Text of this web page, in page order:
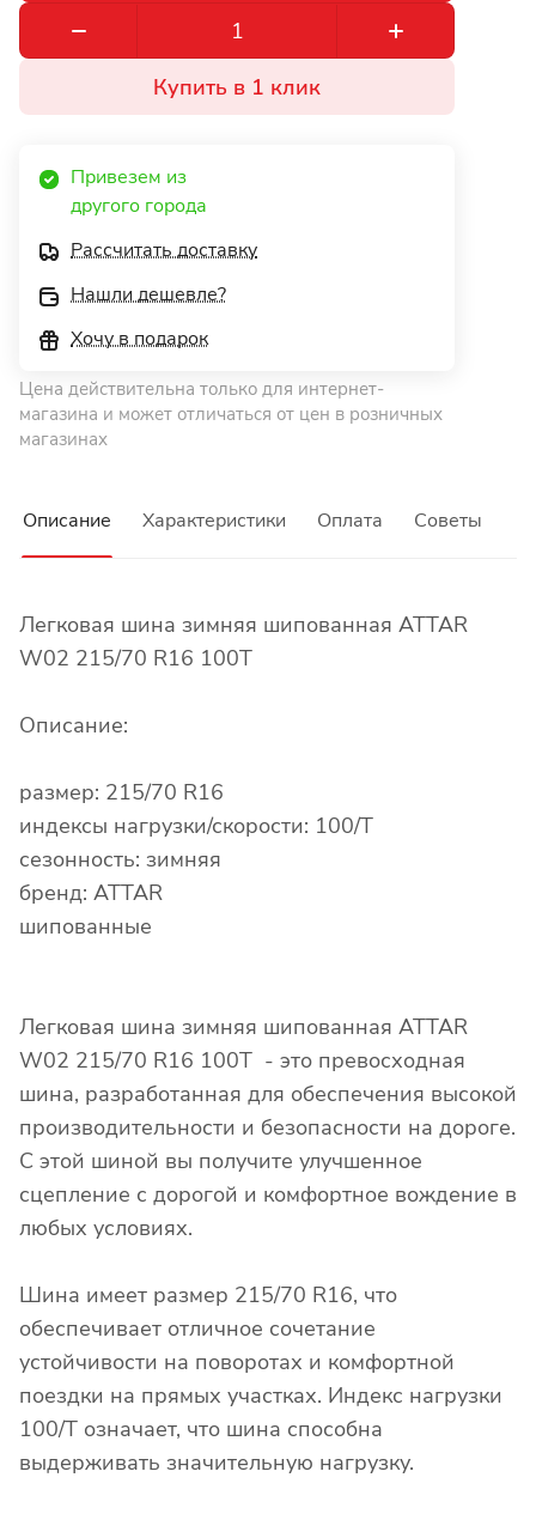
Купить в 1 клик
Привезем из
другого города
Рассчитать доставку
Нашли дешевле?
Хочу в подарок
Цена действительна только для интернет-
магазина и может отличаться от цен в розничных
магазинах
Описание Характеристики Оплата Советы
Легковая шина зимняя шипованная ATTAR
W02 215/70 R16 100T
Описание:
размер: 215/70 R16
индексы нагрузки/скорости: 100/T
сезонность: зимняя
бренд: ATTAR
шипованные
Легковая шина зимняя шипованная ATTAR
W02 215/70 R16 100T - это превосходная
шина, разработанная для обеспечения высокой
производительности и безопасности на дороге.
С этой шиной вы получите улучшенное
сцепление с дорогой и комфортное вождение в
любых условиях.
Шина имеет размер 215/70 R16, что
обеспечивает отличное сочетание
устойчивости на поворотах и комфортной
поездки на прямых участках. Индекс нагрузки
100/T означает, что шина способна
выдерживать значительную нагрузку.